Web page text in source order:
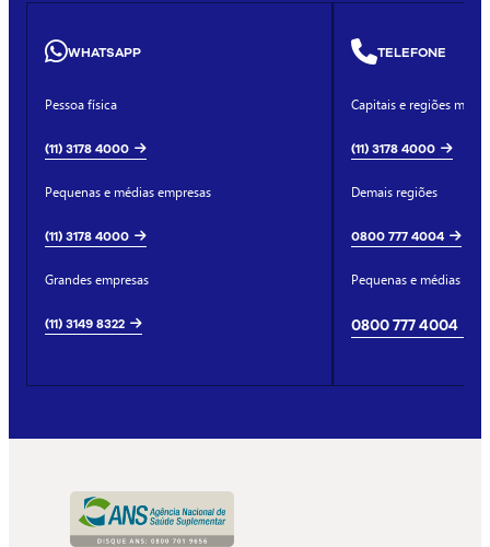
WHATSAPP
Pessoa física
(11) 3178 4000
Pequenas e médias empresas
(11) 3178 4000
Grandes empresas
(11) 3149 8322
TELEFONE
Capitais e regiões
(11) 3178 4000
Demais regiões
0800 777 4004
Pequenas e médias
0800 777 4004